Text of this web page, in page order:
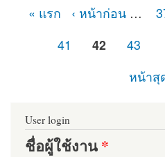
« แรก ‹ หน้าก่อน …
41
42 43
หน้าสุ
User login
ชื่อผู้ใช้งาน*